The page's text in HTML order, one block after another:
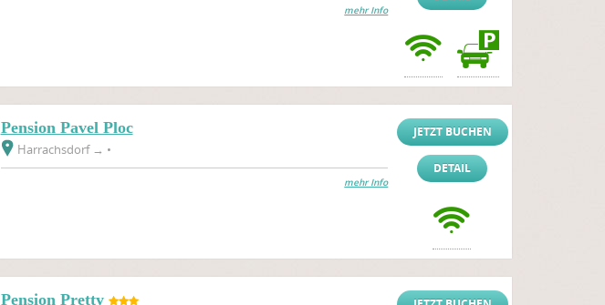
mehr Info
Pension Pavel Ploc
Harrachsdorf → •
mehr Info
JETZT BUCHEN
DETAIL
Pension Pretty